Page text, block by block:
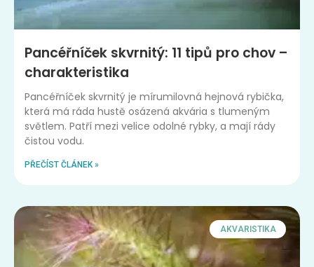
Pancéřníček skvrnitý: 11 tipů pro chov –
charakteristika
Pancéřníček skvrnitý je mírumilovná hejnová rybička,
která má ráda hustě osázená akvária s tlumeným
světlem. Patří mezi velice odolné rybky, a mají rády
čistou vodu.
PŘEČÍST ČLÁNEK »
AKVARISTIKA